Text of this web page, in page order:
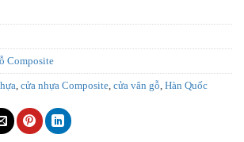
Composite
, cửa nhựa Composite, cửa vân gỗ, Hàn Quốc